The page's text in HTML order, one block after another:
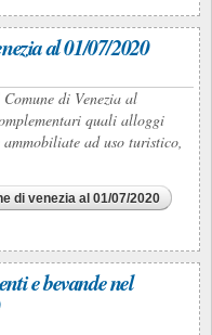
al 01/07/2020
di Venezia al
quali alloggi
ad uso turistico,
di venezia al 01/07/2020
e bevande nel